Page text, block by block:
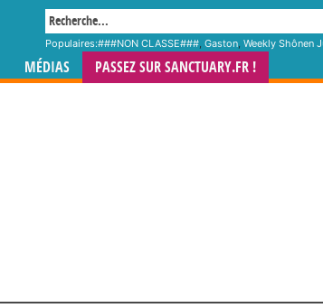
Populaires:###NON CLASSE###, Gaston, Weekly Shônen
MÉDIAS PASSEZ SUR SANCTUARY.FR !